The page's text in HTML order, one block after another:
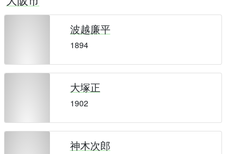
波越廉平
1894
大塚正
1902
神木次郎